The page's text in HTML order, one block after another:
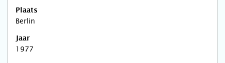
Plaats
Berlin
Jaar
1977